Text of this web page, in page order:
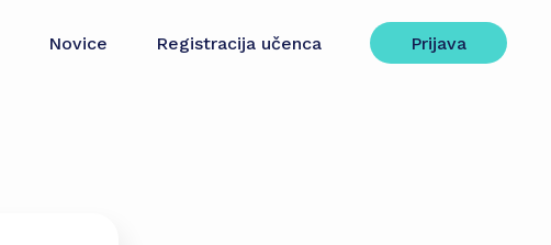
Novice Registracija učenca Prijava